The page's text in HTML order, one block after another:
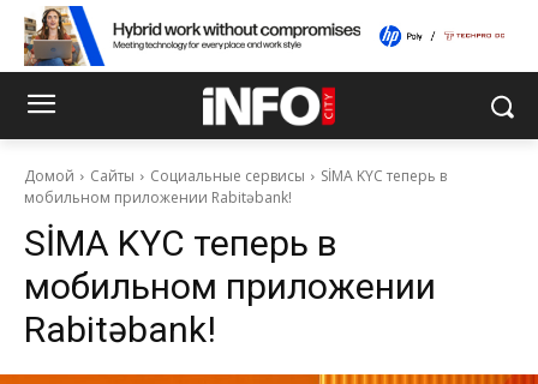
Домой Сайты Социальные сервисы
SİMA KYC теперь в
мобильном приложении Rabitəbank!
SİMA KYC теперь в
мобильном приложении
Rabitəbank!